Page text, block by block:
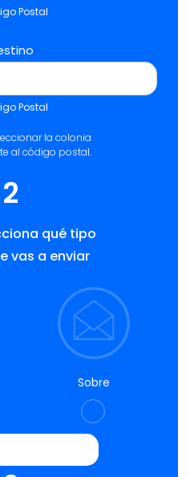
Postal
Postal
la colonia
al código postal.
2
qué tipo
vas a enviar
Sobre